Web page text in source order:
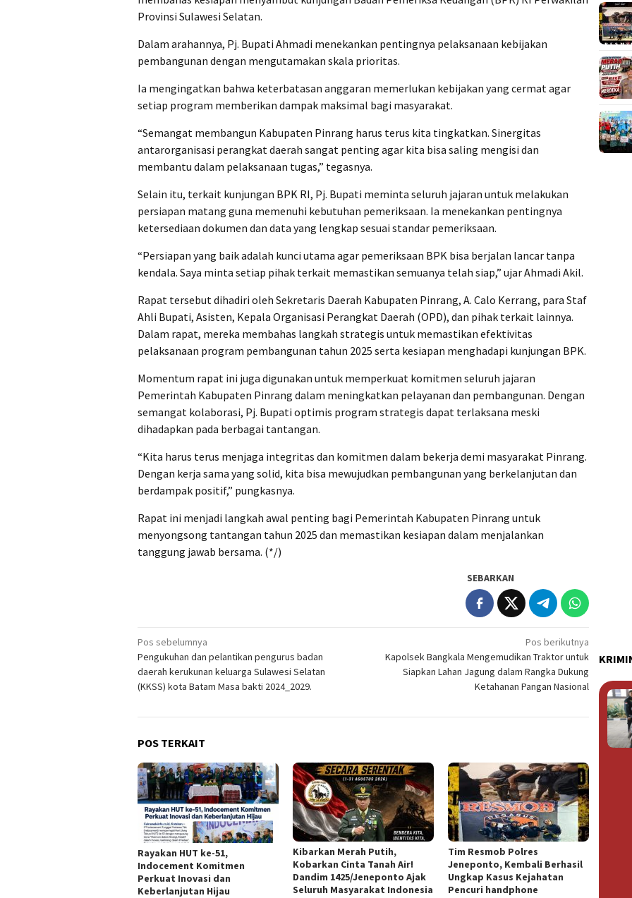
Provinsi Sulawesi Selatan.
Dalam arahannya, Pj. Bupati Ahmadi menekankan pentingnya pelaksanaan kebijakan
pembangunan dengan mengutamakan skala prioritas.
Ia mengingatkan bahwa keterbatasan anggaran memerlukan kebijakan yang cermat agar
setiap program memberikan dampak maksimal bagi masyarakat.
“Semangat membangun Kabupaten Pinrang harus terus kita tingkatkan. Sinergitas
antarorganisasi perangkat daerah sangat penting agar kita bisa saling mengisi dan
membantu dalam pelaksanaan tugas,” tegasnya.
Selain itu, terkait kunjungan BPK RI, Pj. Bupati meminta seluruh jajaran untuk melakukan
persiapan matang guna memenuhi kebutuhan pemeriksaan. Ia menekankan pentingnya
ketersediaan dokumen dan data yang lengkap sesuai standar pemeriksaan.
“Persiapan yang baik adalah kunci utama agar pemeriksaan BPK bisa berjalan lancar tanpa
kendala. Saya minta setiap pihak terkait memastikan semuanya telah siap,” ujar Ahmadi Akil.
Rapat tersebut dihadiri oleh Sekretaris Daerah Kabupaten Pinrang, A. Calo Kerrang, para Staf
Ahli Bupati, Asisten, Kepala Organisasi Perangkat Daerah (OPD), dan pihak terkait lainnya.
Dalam rapat, mereka membahas langkah strategis untuk memastikan efektivitas
pelaksanaan program pembangunan tahun 2025 serta kesiapan menghadapi kunjungan BPK.
Momentum rapat ini juga digunakan untuk memperkuat komitmen seluruh jajaran
Pemerintah Kabupaten Pinrang dalam meningkatkan pelayanan dan pembangunan. Dengan
semangat kolaborasi, Pj. Bupati optimis program strategis dapat terlaksana meski
dihadapkan pada berbagai tantangan.
“Kita harus terus menjaga integritas dan komitmen dalam bekerja demi masyarakat Pinrang.
Dengan kerja sama yang solid, kita bisa mewujudkan pembangunan yang berkelanjutan dan
berdampak positif,” pungkasnya.
Rapat ini menjadi langkah awal penting bagi Pemerintah Kabupaten Pinrang untuk
menyongsong tantangan tahun 2025 dan memastikan kesiapan dalam menjalankan
tanggung jawab bersama. (*/)
SEBARKAN
Navigasi
pos
Pos sebelumnya
Pengukuhan dan pelantikan pengurus badan
daerah kerukunan keluarga Sulawesi Selatan
(KKSS) kota Batam Masa bakti 2024_2029.
Pos berikutnya
Kapolsek Bangkala Mengemudikan Traktor untuk
Siapkan Lahan Jagung dalam Rangka Dukung
Ketahanan Pangan Nasional
POS TERKAIT
Rayakan HUT ke-51,
Indocement Komitmen
Perkuat Inovasi dan
Keberlanjutan Hijau
Kibarkan Merah Putih,
Kobarkan Cinta Tanah Air!
Dandim 1425/Jeneponto Ajak
Seluruh Masyarakat Indonesia
Tim Resmob Polres
Jeneponto, Kembali Berhasil
Ungkap Kasus Kejahatan
Pencuri handphone